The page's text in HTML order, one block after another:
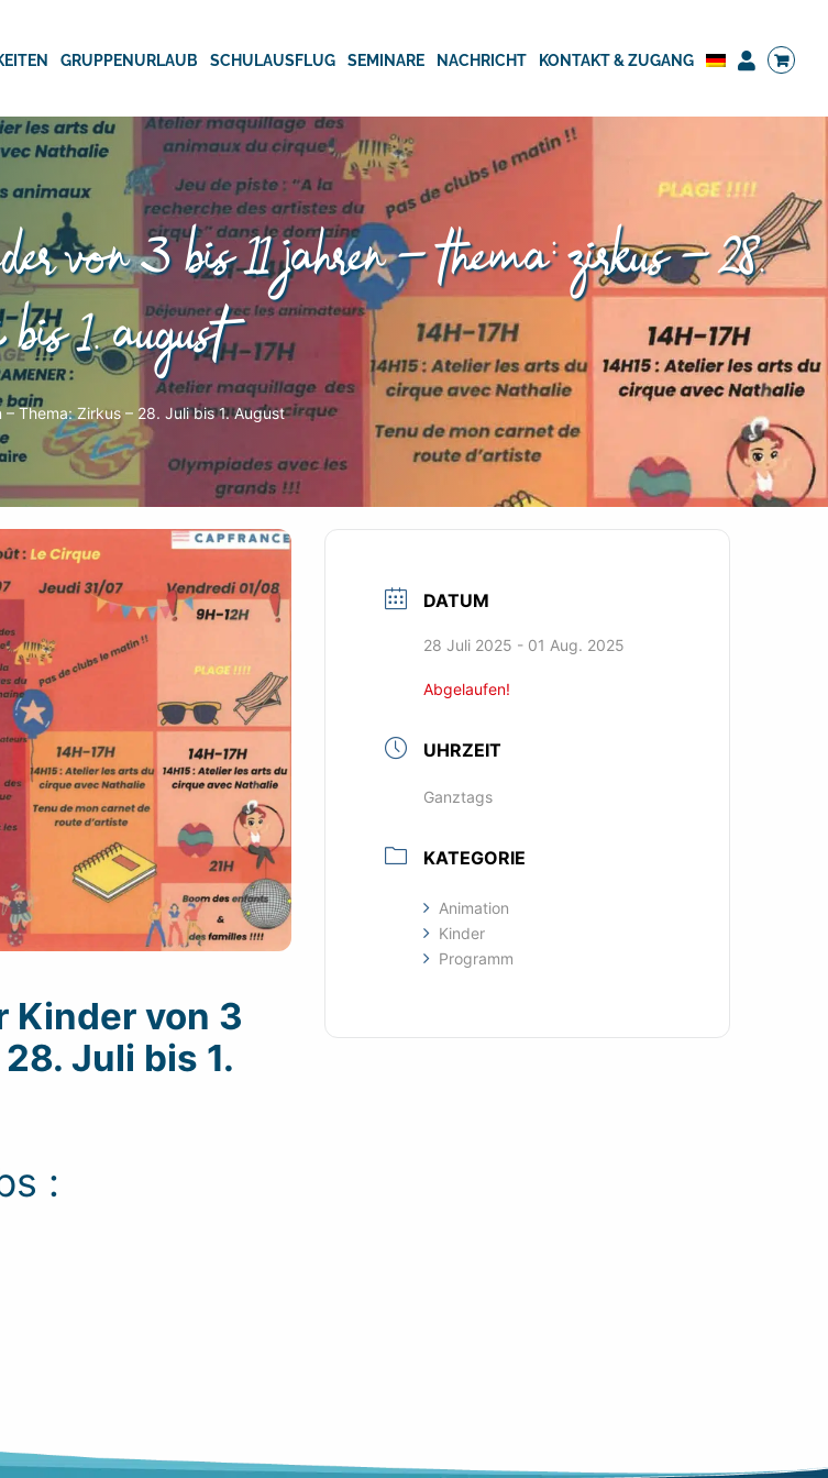
GRUPPENURLAUB SCHULAUSFLUG SEMINARE NACHRICHT KONTAKT & ZUGANG
von 3 bis 11 jahren – thema: zirkus – 28.
1. august
Thema: Zirkus – 28. Juli bis 1. August
von 3
Juli bis 1.
:
DATUM
28 Juli 2025 - 01 Aug. 2025
Abgelaufen!
UHRZEIT
Ganztags
KATEGORIE
Animation
Kinder
Programm